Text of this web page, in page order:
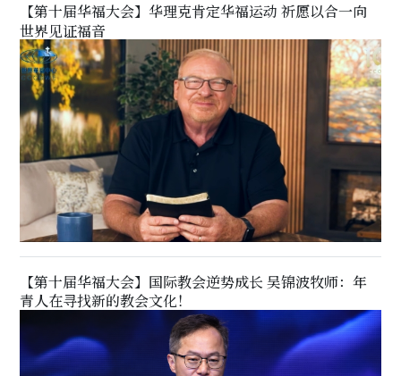
【第十届华福大会】华理克肯定华福运动 祈愿以合一向
世界见证福音
【第十届华福大会】国际教会逆势成长 吴锦波牧师：年
青人在寻找新的教会文化！